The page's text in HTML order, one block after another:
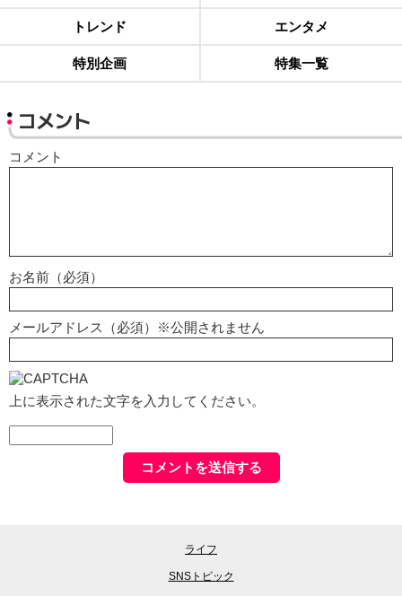
トレンド エンタメ
特別企画 特集一覧
コメント
コメント
お名前（必須）
メールアドレス（必須）※公開されません
上に表示された文字を入力してください。
ライフ
SNSトピック